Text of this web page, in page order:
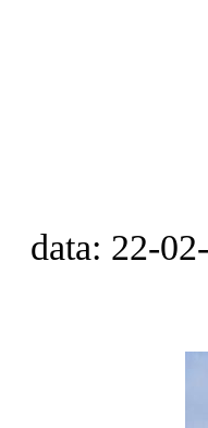
data: 22-